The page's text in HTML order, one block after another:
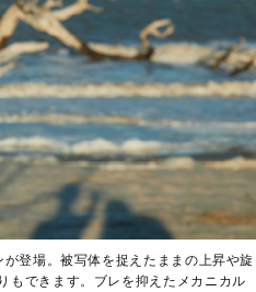
登場。被写体を捉えたままの上昇や旋
もできます。ブレを抑えたメカニカル